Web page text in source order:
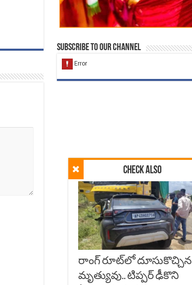
Check Also
రాంగ్ రూట్‌లో దూసుకొచ్చిన
మృత్యువు.. టిప్పర్ ఢీకొని
Subscribe to our Channel